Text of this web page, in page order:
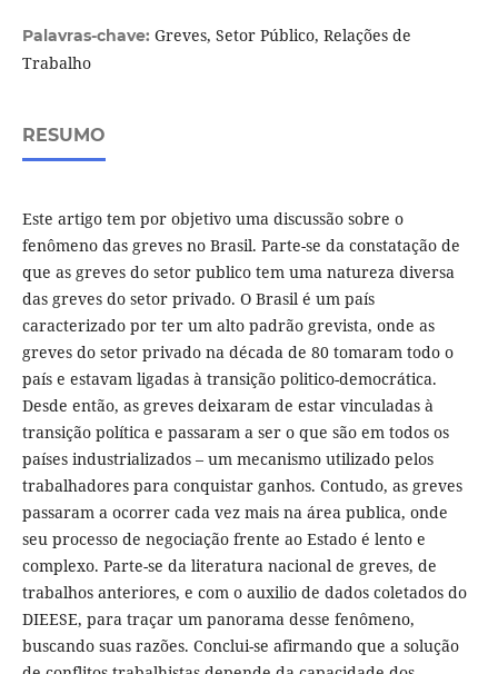
Palavras-chave: Greves, Setor Público, Relações de
Trabalho
RESUMO
Este artigo tem por objetivo uma discussão sobre o
fenômeno das greves no Brasil. Parte-se da constatação de
que as greves do setor publico tem uma natureza diversa
das greves do setor privado. O Brasil é um país
caracterizado por ter um alto padrão grevista, onde as
greves do setor privado na década de 80 tomaram todo o
país e estavam ligadas à transição politico-democrática.
Desde então, as greves deixaram de estar vinculadas à
transição política e passaram a ser o que são em todos os
países industrializados – um mecanismo utilizado pelos
trabalhadores para conquistar ganhos. Contudo, as greves
passaram a ocorrer cada vez mais na área publica, onde
seu processo de negociação frente ao Estado é lento e
complexo. Parte-se da literatura nacional de greves, de
trabalhos anteriores, e com o auxilio de dados coletados do
DIEESE, para traçar um panorama desse fenômeno,
buscando suas razões. Conclui-se afirmando que a solução